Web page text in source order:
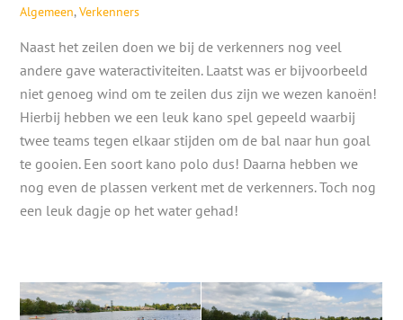
Algemeen,Verkenners
Naast het zeilen doen we bij de verkenners nog veel
andere gave wateractiviteiten. Laatst was er bijvoorbeeld
niet genoeg wind om te zeilen dus zijn we wezen kanoën!
Hierbij hebben we een leuk kano spel gepeeld waarbij
twee teams tegen elkaar stijden om de bal naar hun goal
te gooien. Een soort kano polo dus! Daarna hebben we
nog even de plassen verkent met de verkenners. Toch nog
een leuk dagje op het water gehad!